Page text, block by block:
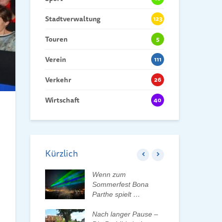
Stadtverwaltung 123
Touren 5
Verein 111
Verkehr 26
Wirtschaft 40
Kürzlich
Wenn zum
Sommerfest Bona
Parthe spielt …
Nach langer Pause –